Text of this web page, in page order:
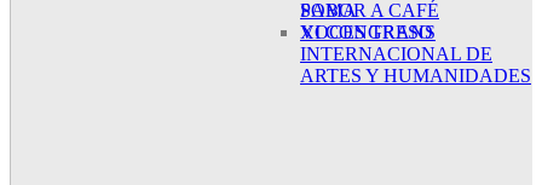
SABOR A CAFÉ
XI CONGRESO
INTERNACIONAL DE
ARTES Y HUMANIDADES
POMA
VOCES TRANS